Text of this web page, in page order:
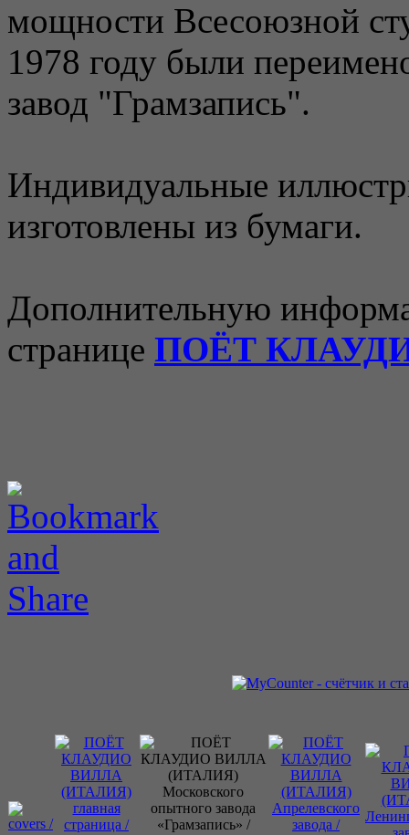
мощности Всесоюзной
1978 году были
завод "Грамзапись".
Индивидуальные
изготовлены из бумаги.
Дополнительную
странице ПОЁТ